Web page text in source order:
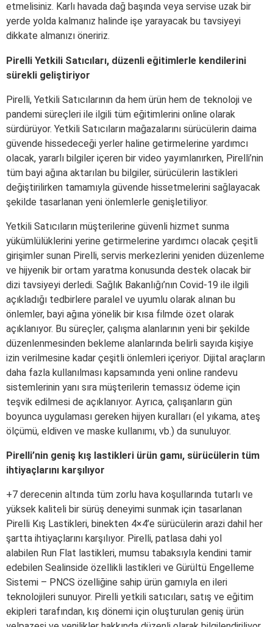
etmelisiniz. Karlı havada dağ başında veya servise uzak bir
yerde yolda kalmanız halinde işe yarayacak bu tavsiyeyi
dikkate almanızı öneririz.
Pirelli Yetkili Satıcıları, düzenli eğitimlerle kendilerini
sürekli geliştiriyor
Pirelli, Yetkili Satıcılarının da hem ürün hem de teknoloji ve
pandemi süreçleri ile ilgili tüm eğitimlerini online olarak
sürdürüyor. Yetkili Satıcıların mağazalarını sürücülerin daima
güvende hissedeceği yerler haline getirmelerine yardımcı
olacak, yararlı bilgiler içeren bir video yayımlanırken, Pirelli’nin
tüm bayi ağına aktarılan bu bilgiler, sürücülerin lastikleri
değiştirilirken tamamıyla güvende hissetmelerini sağlayacak
şekilde tasarlanan yeni önlemlerle genişletiliyor.
Yetkili Satıcıların müşterilerine güvenli hizmet sunma
yükümlülüklerini yerine getirmelerine yardımcı olacak çeşitli
girişimler sunan Pirelli, servis merkezlerini yeniden düzenleme
ve hijyenik bir ortam yaratma konusunda destek olacak bir
dizi tavsiyeyi derledi. Sağlık Bakanlığı’nın Covid-19 ile ilgili
açıkladığı tedbirlere paralel ve uyumlu olarak alınan bu
önlemler, bayi ağına yönelik bir kısa filmde özet olarak
açıklanıyor. Bu süreçler, çalışma alanlarının yeni bir şekilde
düzenlenmesinden bekleme alanlarında belirli sayıda kişiye
izin verilmesine kadar çeşitli önlemleri içeriyor. Dijital araçların
daha fazla kullanılması kapsamında yeni online randevu
sistemlerinin yanı sıra müşterilerin temassız ödeme için
teşvik edilmesi de açıklanıyor. Ayrıca, çalışanların gün
boyunca uygulaması gereken hijyen kuralları (el yıkama, ateş
ölçümü, eldiven ve maske kullanımı, vb.) da sunuluyor.
Pirelli’nin geniş kış lastikleri ürün gamı, sürücülerin tüm
ihtiyaçlarını karşılıyor
+7 derecenin altında tüm zorlu hava koşullarında tutarlı ve
yüksek kaliteli bir sürüş deneyimi sunmak için tasarlanan
Pirelli Kış Lastikleri, binekten 4×4’e sürücülerin arazi dahil her
şartta ihtiyaçlarını karşılıyor. Pirelli, patlasa dahi yol
alabilen Run Flat lastikleri, mumsu tabaksıyla kendini tamir
edebilen Sealinside özellikli lastikleri ve Gürültü Engelleme
Sistemi – PNCS özelliğine sahip ürün gamıyla en ileri
teknolojileri sunuyor. Pirelli yetkili satıcıları, satış ve eğitim
ekipleri tarafından, kış dönemi için oluşturulan geniş ürün